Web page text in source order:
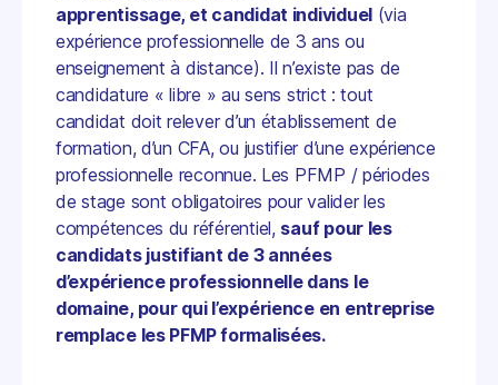
apprentissage, et candidat individuel (via
expérience professionnelle de 3 ans ou
enseignement à distance). Il n’existe pas de
candidature « libre » au sens strict : tout
candidat doit relever d’un établissement de
formation, d’un CFA, ou justifier d’une expérience
professionnelle reconnue. Les PFMP / périodes
de stage sont obligatoires pour valider les
compétences du référentiel, sauf pour les
candidats justifiant de 3 années
d’expérience professionnelle dans le
domaine, pour qui l’expérience en entreprise
remplace les PFMP formalisées.